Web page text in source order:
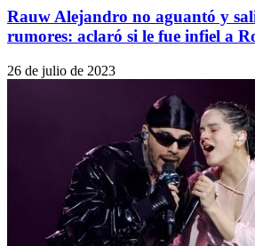
Rauw Alejandro no aguantó y
rumores: aclaró si le fue infiel a
26 de julio de 2023